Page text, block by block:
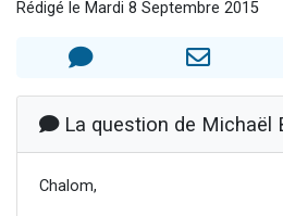
30 personnes viennent de
12 nouvelles
Rédigé le Mardi 8 Septembre 2015
La question de Michaël
Chalom,